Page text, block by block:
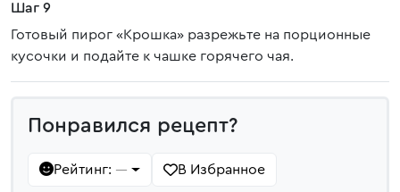
Шаг 9
Готовый пирог «Крошка» разрежьте на порционные
кусочки и подайте к чашке горячего чая.
Понравился рецепт?
Рейтинг: — В Избранное